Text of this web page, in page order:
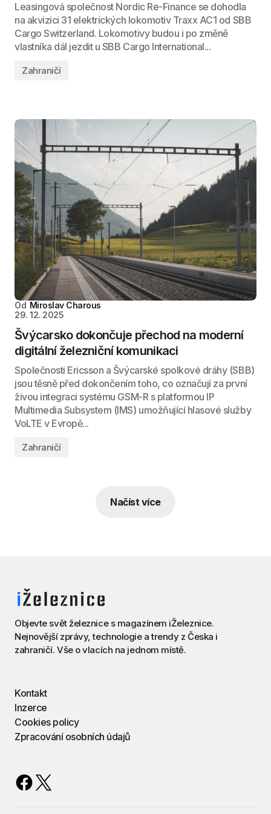
Leasingová společnost Nordic Re-Finance se dohodla
na akvizici 31 elektrických lokomotiv Traxx AC1 od SBB
Cargo Switzerland. Lokomotivy budou i po změně
vlastníka dál jezdit u SBB Cargo International...
Zahraničí
Od Miroslav Charous
29. 12. 2025
Švýcarsko dokončuje přechod na moderní
digitální železniční komunikaci
Společnosti Ericsson a Švýcarské spolkové dráhy (SBB)
jsou těsně před dokončením toho, co označují za první
živou integraci systému GSM-R s platformou IP
Multimedia Subsystem (IMS) umožňující hlasové služby
VoLTE v Evropě...
Zahraničí
Načíst více
Objevte svět železnice s magazínem iŽeleznice.
Nejnovější zprávy, technologie a trendy z Česka i
zahraničí. Vše o vlacích na jednom místě.
Kontakt
Inzerce
Cookies policy
Zpracování osobních údajů